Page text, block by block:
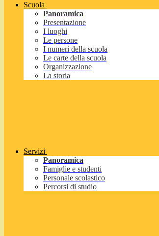
Scuola
Panoramica
Presentazione
I luoghi
Le persone
I numeri della scuola
Le carte della scuola
Organizzazione
La storia
Servizi
Panoramica
Famiglie e studenti
Personale scolastico
Percorsi di studio